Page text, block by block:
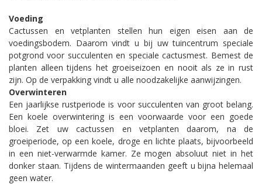
Voeding
Cactussen en vetplanten stellen hun eigen eisen aan de
voedingsbodem. Daarom vindt u bij uw tuincentrum speciale
potgrond voor succulenten en speciale cactusmest. Bemest de
planten alleen tijdens het groeiseizoen en nooit als ze in rust
zijn. Op de verpakking vindt u alle noodzakelijke aanwijzingen.
Overwinteren
Een jaarlijkse rustperiode is voor succulenten van groot belang.
Een koele overwintering is een voorwaarde voor een goede
bloei. Zet uw cactussen en vetplanten daarom, na de
groeiperiode, op een koele, droge en lichte plaats, bijvoorbeeld
in een niet-verwarmde kamer. Ze mogen absoluut niet in het
donker staan. Tijdens de wintermaanden geeft u bijna helemaal
geen water.